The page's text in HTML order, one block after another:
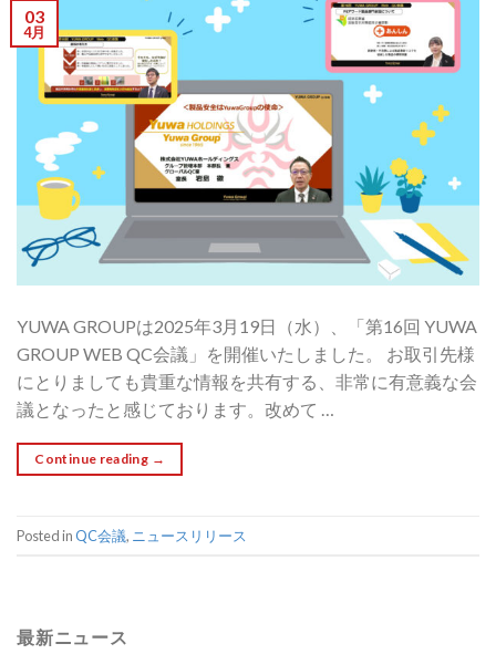
03
4月
YUWA GROUPは2025年3月19日（水）、「第16回 YUWA
GROUP WEB QC会議」を開催いたしました。 お取引先様
にとりましても貴重な情報を共有する、非常に有意義な会
議となったと感じております。改めて …
Continue reading →
Posted inQC会議, ニュースリリース
最新ニュース